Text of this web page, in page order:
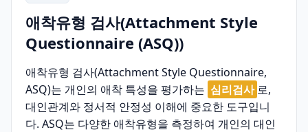
애착유형 검사(Attachment Style
Questionnaire (ASQ))
애착유형 검사(Attachment Style Questionnaire,
ASQ)는 개인의 애착 특성을 평가하는 심리검사 로,
대인관계와 정서적 안정성 이해에 중요한 도구입니
다. ASQ는 다양한 애착유형을 측정하여 개인의 대인